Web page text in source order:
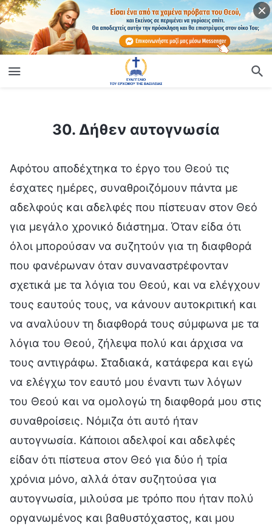
30. Δήθεν αυτογνωσία
Αφότου αποδέχτηκα το έργο του Θεού τις
έσχατες ημέρες, συναθροιζόμουν πάντα με
αδελφούς και αδελφές που πίστευαν στον Θεό
για μεγάλο χρονικό διάστημα. Όταν είδα ότι
όλοι μπορούσαν να συζητούν για τη διαφθορά
που φανέρωναν όταν συναναστρέφονταν
σχετικά με τα λόγια του Θεού, και να ελέγχουν
τους εαυτούς τους, να κάνουν αυτοκριτική και
να αναλύουν τη διαφθορά τους σύμφωνα με τα
λόγια του Θεού, ζήλεψα πολύ και άρχισα να
τους αντιγράφω. Σταδιακά, κατάφερα και εγώ
να ελέγχω τον εαυτό μου έναντι των λόγων
του Θεού και να ομολογώ τη διαφθορά μου στις
συναθροίσεις. Νόμιζα ότι αυτό ήταν
αυτογνωσία. Κάποιοι αδελφοί και αδελφές
είδαν ότι πίστευα στον Θεό για δύο ή τρία
χρόνια μόνο, αλλά όταν συζητούσα για
αυτογνωσία, μιλούσα με τρόπο που ήταν πολύ
οργανωμένος και βαθυστόχαστος, και μου